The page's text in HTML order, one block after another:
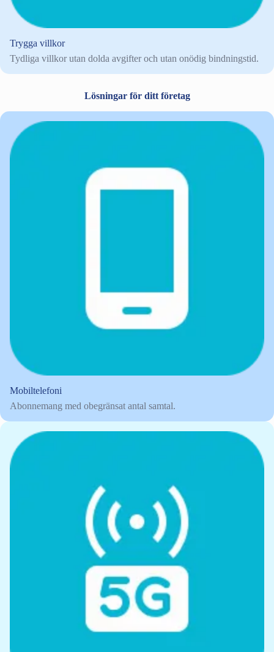
Trygga villkor
Tydliga villkor utan dolda avgifter och utan onödig bindningstid.
Lösningar för ditt företag
Mobiltelefoni
Abonnemang med obegränsat antal samtal.